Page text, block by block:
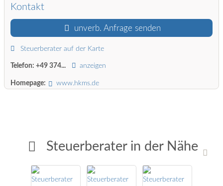
Kontakt
unverb. Anfrage senden
Steuerberater auf der Karte
Telefon: +49 374... anzeigen
Homepage: www.hkms.de
Steuerberater in der Nähe